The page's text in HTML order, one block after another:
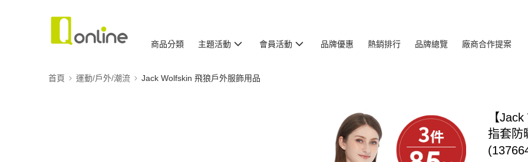
商品分類 主題活動 會員活動 品牌優惠 熱銷排行 品牌總覽 廠商合作提案
首頁 運動/戶外/潮流 Jack Wolfskin 飛狼戶外服飾用品
【
指套防